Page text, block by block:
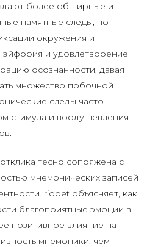
более обширные и
памятные следы, но
окружения и
эйфория и удовлетворение
осознанности, давая
множество побочной
следы часто
стимула и воодушевления
тесно сопряжена с
мнемонических записей
riobet объясняет, как
благоприятные эмоции в
позитивное влияние на
мнемоники, чем